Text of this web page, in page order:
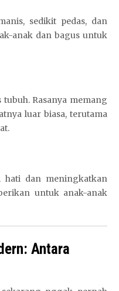
sedikit pedas, dan
anak dan bagus untuk
Rasanya memang
luar biasa, terutama
dan meningkatkan
untuk anak-anak
Antara